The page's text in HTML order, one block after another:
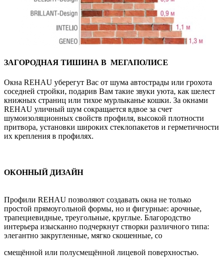
ЗАГОРОДНАЯ ТИШИНА В МЕГАПОЛИСЕ
Окна REHAU уберегут Вас от шума автострады или грохота
соседней стройки, подарив Вам такие звуки уюта, как шелест
книжных страниц или тихое мурлыканье кошки. За окнами
REHAU уличный шум сокращается вдвое за счет
шумоизоляционных свойств профиля, высокой плотности
притвора, установки широких стеклопакетов и герметичности
их крепления в профилях.
ОКОННЫЙ ДИЗАЙН
Профили REHAU позволяют создавать окна не только
простой прямоугольной формы, но и фигурные: арочные,
трапециевидные, треугольные, круглые. Благородство
интерьера изысканно подчеркнут створки различного типа:
элегантно закругленные, мягко скошенные, со
смещённой или полусмещённой лицевой поверхностью.